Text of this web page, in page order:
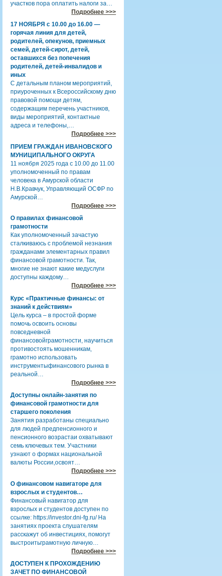
участков пора оплатить налоги за…
Подробнее >>>
17 НОЯБРЯ с 10.00 до 16.00 —
горячая линия для детей,
родителей, опекунов, приемных
семей, детей-сирот, детей,
оставшихся без попечения
родителей, детей-инвалидов и
иных
С детальным планом мероприятий,
приуроченных к Всероссийскому дню
правовой помощи детям,
содержащим перечень участников,
виды мероприятий, контактные
адреса и телефоны,…
Подробнее >>>
ПРИЕМ ГРАЖДАН ИВАНОВСКОГО
МУНИЦИПАЛЬНОГО ОКРУГА
11 ноября 2025 года с 10.00 до 11.00
уполномоченный по правам
человека в Амурской области
Н.В.Кравчук, Управляющий ОСФР по
Амурской…
Подробнее >>>
О правилах финансовой
грамотности
Как уполномоченный зачастую
сталкиваюсь с проблемой незнания
гражданами элементарных правил
финансовой грамотности. Так,
многие не знают какие медуслуги
доступны каждому…
Подробнее >>>
Курс «Практичные финансы: от
знаний к действиям»
Цель курса – в простой форме
помочь освоить основы
повседневной
финансовойграмотности, научиться
противостоять мошенникам,
грамотно использовать
инструментыфинансового рынка в
реальной…
Подробнее >>>
Доступны онлайн-занятия по
финансовой грамотности для
старшего поколения
Занятия разработаны специально
для людей предпенсионного и
пенсионного возрастаи охватывают
семь ключевых тем. Участники
узнают о формах национальной
валюты России,освоят…
Подробнее >>>
О финансовом навигаторе для
взрослых и студентов…
Финансовый навигатор для
взрослых и студентов доступен по
ссылке: https://investor.dni-fg.ru/ На
занятиях проекта слушателям
расскажут об инвестициях, помогут
выстроитьграмотную личную…
Подробнее >>>
ДОСТУПЕН К ПРОХОЖДЕНИЮ
ЗАЧЕТ ПО ФИНАНСОВОЙ